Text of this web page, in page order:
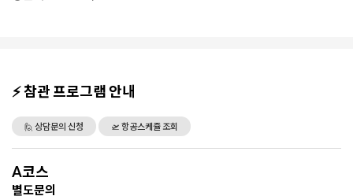
⚡ 참관 프로그램 안내
🙋 상담문의 신청 🛫 항공스케쥴 조회
A코스
별도문의